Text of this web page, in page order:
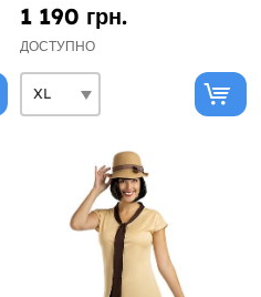
1 190 грн.
ДОСТУПНО